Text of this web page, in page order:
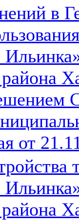
в
от